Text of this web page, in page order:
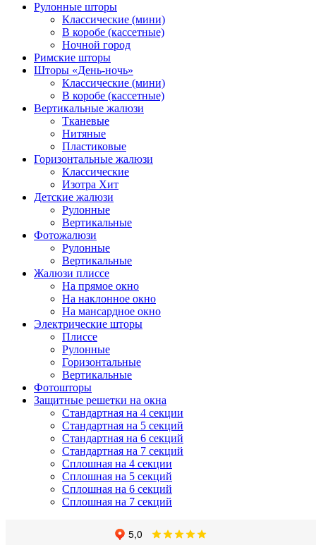
Рулонные шторы
Классические (мини)
В коробе (кассетные)
Ночной город
Римские шторы
Шторы «День-ночь»
Классические (мини)
В коробе (кассетные)
Вертикальные жалюзи
Тканевые
Нитяные
Пластиковые
Горизонтальные жалюзи
Классические
Изотра Хит
Детские жалюзи
Рулонные
Вертикальные
Фотожалюзи
Рулонные
Вертикальные
Жалюзи плиссе
На прямое окно
На наклонное окно
На мансардное окно
Электрические шторы
Плиссе
Рулонные
Горизонтальные
Вертикальные
Фотошторы
Защитные решетки на окна
Стандартная на 4 секции
Стандартная на 5 секций
Стандартная на 6 секций
Стандартная на 7 секций
Сплошная на 4 секции
Сплошная на 5 секций
Сплошная на 6 секций
Сплошная на 7 секций